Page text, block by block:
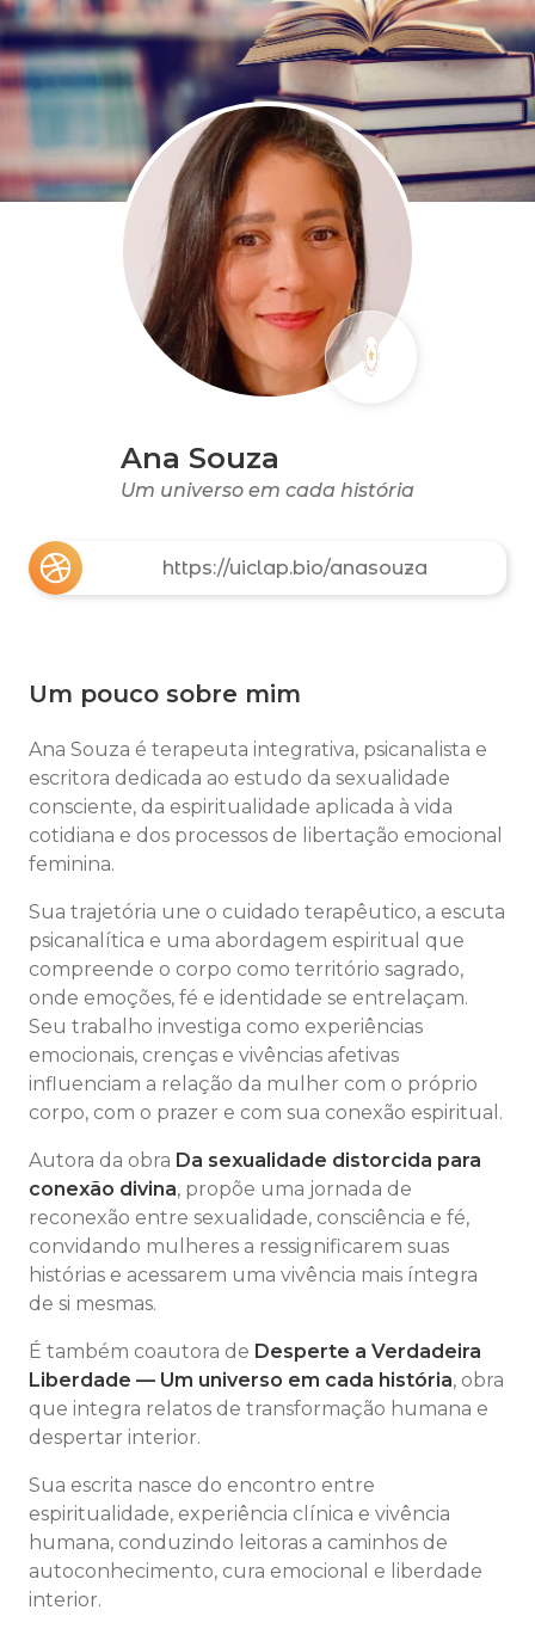
Ana Souza
Um universo em cada história
https://uiclap.bio/anasouza
Um pouco sobre mim
Ana Souza é terapeuta integrativa, psicanalista e
escritora dedicada ao estudo da sexualidade
consciente, da espiritualidade aplicada à vida
cotidiana e dos processos de libertação emocional
feminina.
Sua trajetória une o cuidado terapêutico, a escuta
psicanalítica e uma abordagem espiritual que
compreende o corpo como território sagrado,
onde emoções, fé e identidade se entrelaçam.
Seu trabalho investiga como experiências
emocionais, crenças e vivências afetivas
influenciam a relação da mulher com o próprio
corpo, com o prazer e com sua conexão espiritual.
Autora da obra Da sexualidade distorcida para
conexão divina, propõe uma jornada de
reconexão entre sexualidade, consciência e fé,
convidando mulheres a ressignificarem suas
histórias e acessarem uma vivência mais íntegra
de si mesmas.
É também coautora de Desperte a Verdadeira
Liberdade — Um universo em cada história, obra
que integra relatos de transformação humana e
despertar interior.
Sua escrita nasce do encontro entre
espiritualidade, experiência clínica e vivência
humana, conduzindo leitoras a caminhos de
autoconhecimento, cura emocional e liberdade
interior.